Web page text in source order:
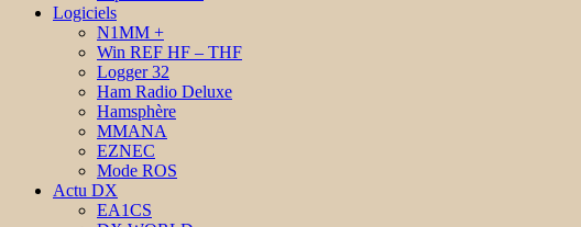
Logiciels
N1MM +
Win REF HF – THF
Logger 32
Ham Radio Deluxe
Hamsphère
MMANA
EZNEC
Mode ROS
Actu DX
EA1CS